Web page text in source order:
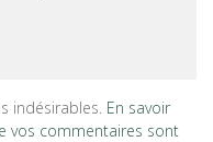
indésirables. En savoir
vos commentaires sont